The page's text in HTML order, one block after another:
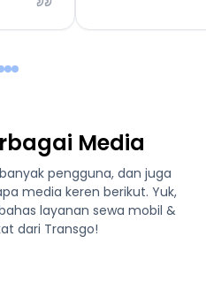
Media
pengguna, dan juga
media keren berikut. Yuk,
layanan sewa mobil &
dari Transgo!